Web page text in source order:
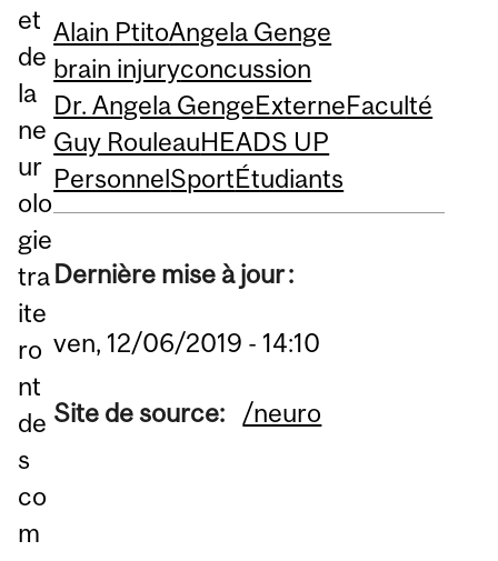
et
de
la
ne
ur
olo
gie
tra
ite
ro
nt
de
s
co
m
Alain PtitoAngela Genge
brain injuryconcussion
Dr. Angela GengeExterneFaculté
Guy RouleauHEADS UP
PersonnelSportÉtudiants
Dernière mise à jour :
ven, 12/06/2019 - 14:10
Site de source: /neuro